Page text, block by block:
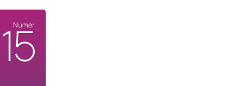
Numer
15